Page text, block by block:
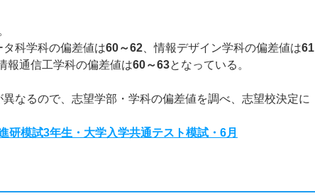
。
科学科の偏差値は60～62 、情報デザイン学科の偏差値は61
報通信工学科の偏差値は60～63となっている。
なるので、志望学部・学科の偏差値を調べ、志望校決定に
研模試3年生・大学入学共通テスト模試・6月